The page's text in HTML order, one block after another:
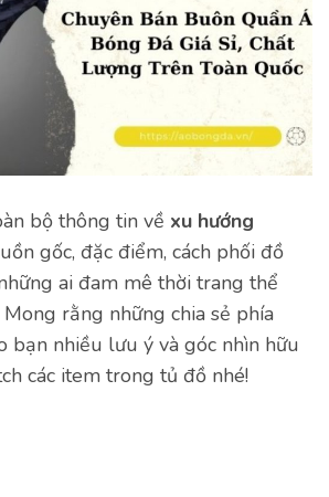
bộ thông tin về xu hướng
gốc, đặc điểm, cách phối đồ
ai đam mê thời trang thể
rằng những chia sẻ phía
bạn nhiều lưu ý và góc nhìn hữu
các item trong tủ đồ nhé!